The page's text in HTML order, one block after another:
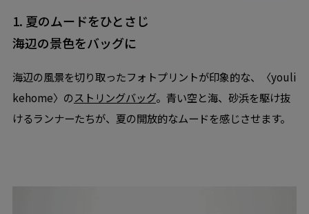
1. 夏のムードをひとさじ
海辺の景色をバッグに
海辺の風景を切り取ったフォトプリントが印象的な、〈youli
kehome〉のストリングバッグ。青い空と海、砂浜を駆け抜
けるランナーたちが、夏の開放的なムードを感じさせます。